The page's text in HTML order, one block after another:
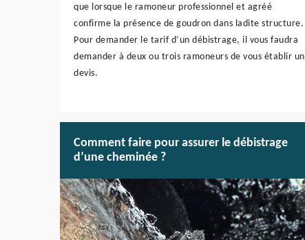
que lorsque le ramoneur professionnel et agréé
confirme la présence de goudron dans ladite structure.
Pour demander le tarif d’un débistrage, il vous faudra
demander à deux ou trois ramoneurs de vous établir un
devis.
Comment faire pour assurer le débistrage
d’une cheminée ?